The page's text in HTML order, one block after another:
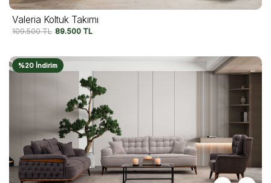
Valeria Koltuk Takımı
109.500TL 89.500 TL
%20 İndirim